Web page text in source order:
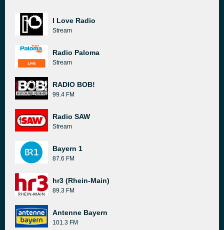
I Love Radio
Stream
Radio Paloma
Stream
RADIO BOB!
99.4 FM
Radio SAW
Stream
Bayern 1
87.6 FM
hr3 (Rhein-Main)
89.3 FM
Antenne Bayern
101.3 FM